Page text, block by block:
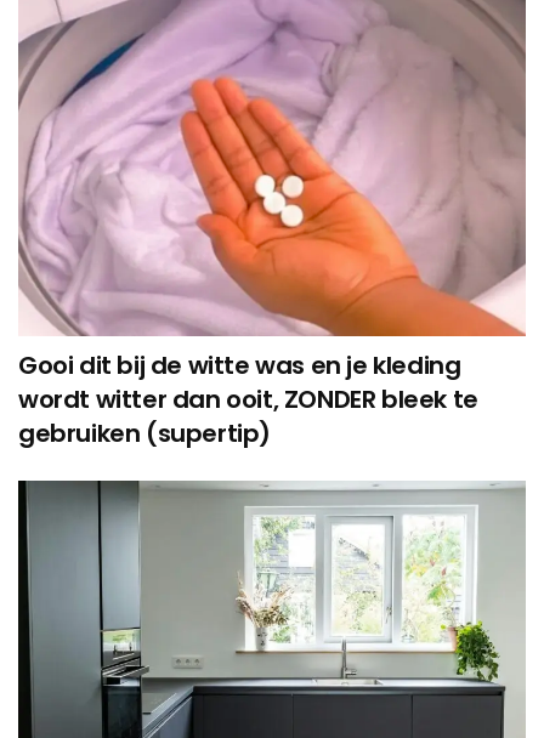
Gooi dit bij de witte was en je kleding
wordt witter dan ooit, ZONDER bleek te
gebruiken (supertip)